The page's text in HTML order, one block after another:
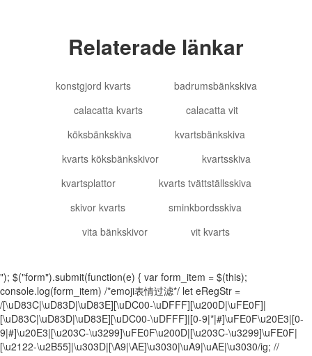
Relaterade länkar
konstgjord kvarts
badrumsbänkskiva
calacatta kvarts
calacatta vit
köksbänkskiva
kvartsbänkskiva
kvarts köksbänkskivor
kvartsskiva
kvartsplattor
kvarts tvättställsskiva
skivor kvarts
sminkbordsskiva
vita bänkskivor
vit kvarts
"); $("form").submit(function(e) { var form_item = $(this);
console.log(form_item) /*emoji表情过滤*/ let eRegStr =
/[\uD83C|\uD83D|\uD83E][\uDC00-\uDFFF][\u200D|\uFE0F]|
[\uD83C|\uD83D|\uD83E][\uDC00-\uDFFF]|[0-9|*|#]\uFE0F\u20E3|[0-
9|#]\u20E3|[\u203C-\u3299]\uFE0F\u200D|[\u203C-\u3299]\uFE0F|
[\u2122-\u2B55]|\u303D|[\A9|\AE]\u3030|\uA9|\uAE|\u3030/ig; //